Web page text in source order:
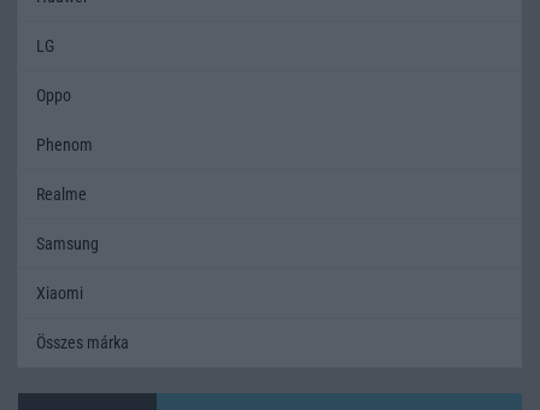
LG
Oppo
Phenom
Realme
Samsung
Xiaomi
Összes márka